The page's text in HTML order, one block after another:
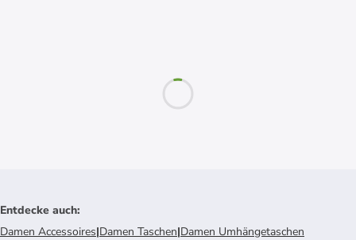
Entdecke auch:
Damen Accessoires|Damen Taschen|Damen Umhängetaschen